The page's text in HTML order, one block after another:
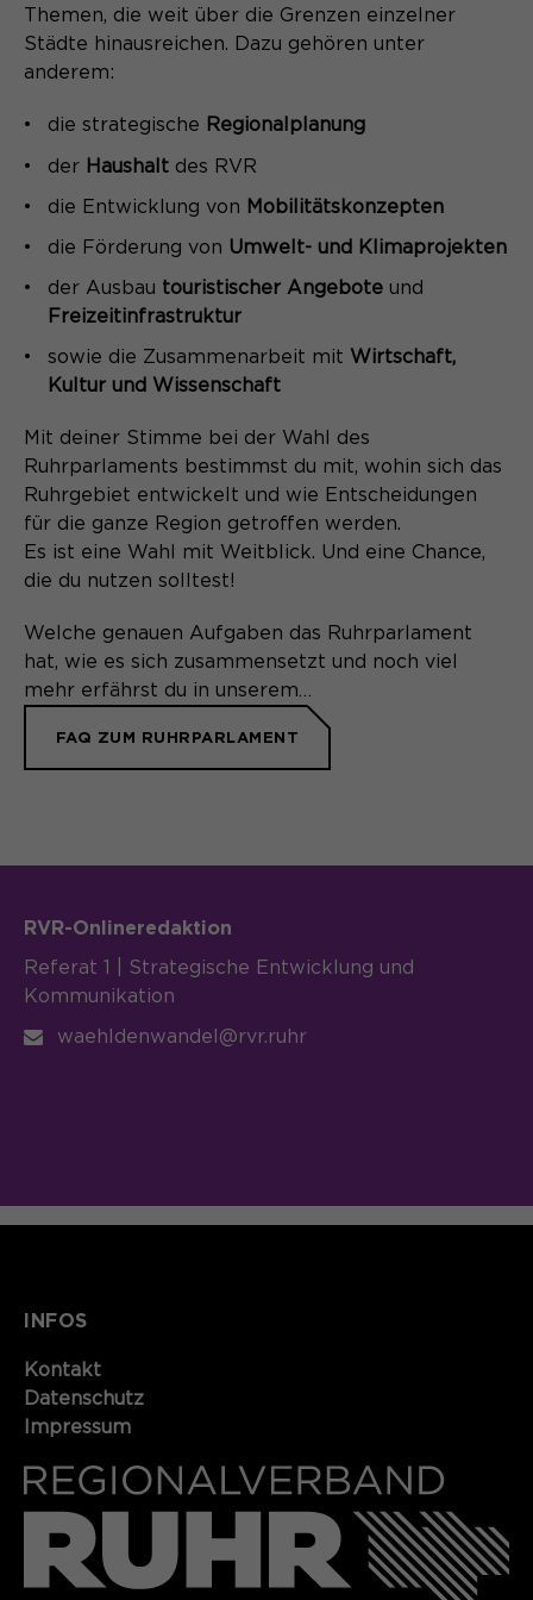
Themen, die weit über die Grenzen einzelner
Städte hinausreichen. Dazu gehören unter
anderem:
die strategische Regionalplanung
der Haushalt des RVR
die Entwicklung von Mobilitätskonzepten
die Förderung von Umwelt- und Klimaprojekten
der Ausbau touristischer Angebote und
Freizeitinfrastruktur
sowie die Zusammenarbeit mit Wirtschaft,
Kultur und Wissenschaft
Mit deiner Stimme bei der Wahl des
Ruhrparlaments bestimmst du mit, wohin sich das
Ruhrgebiet entwickelt und wie Entscheidungen
für die ganze Region getroffen werden.
Es ist eine Wahl mit Weitblick. Und eine Chance,
die du nutzen solltest!
Welche genauen Aufgaben das Ruhrparlament
hat, wie es sich zusammensetzt und noch viel
mehr erfährst du in unserem…
FAQ ZUM RUHRPARLAMENT
RVR-Onlineredaktion
Referat 1 | Strategische Entwicklung und
Kommunikation
waehldenwandel@rvr.ruhr
INFOS
Kontakt​​​​​
Datenschutz
Impressum
Name SgCookieOptin.lastPreferences
Anbieter
Laufzeit 1 Jahr
Zweck
Dieser Wert speichert Ihre Consent-
Einstellungen. Unter anderem eine
historische Speicherung Ihrer
vorgenommen Einstellungen, falls der
Webseiten-Betreiber dies eingestellt
Laufzeit 13 Monate
Name _pk_ses*
Laufzeit 30 Minuten
Zweck
Speichert vorübergehend Daten der
aktuellen Sitzung.
Name _pk_ref.*
Anbieter Matomo
Zweck
Zweck
personenbezogene Daten.